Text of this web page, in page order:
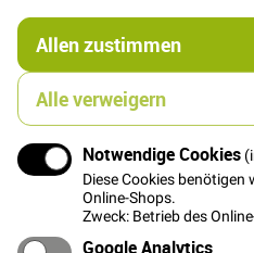
Allen zustimmen
Alle verweigern
Notwendige Cookies
Diese Cookies
Online-Shops.
Zweck: Betrieb des
Google Analytics
In den
Details
Japanischer Baumwollstoff